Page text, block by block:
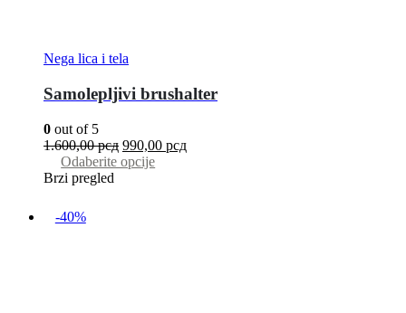
Nega lica i tela
Samolepljivi brushalter
0 out of 5
1.600,00рсд 990,00 рсд
Odaberite opcije
Brzi pregled
-40%